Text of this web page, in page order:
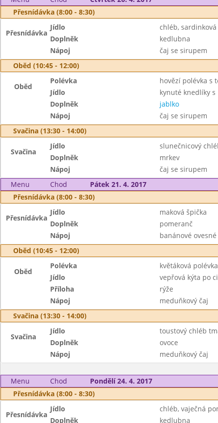
Přesnídávka (8:00 - 8:30)
Přesnídávka
Jídlo
chléb,
Doplněk
kedlubna
Nápoj
čaj se sirupem
Oběd (10:45 - 12:00)
Oběd
Polévka
hovězí polévka s
Jídlo
kynuté knedlíky
Doplněk
jablko
Nápoj
čaj se sirupem
Svačina (13:30 - 14:00)
Svačina
Jídlo
slunečnicový
Doplněk
mrkev
Nápoj
čaj se sirupem
Menu
Chod
Pátek 21. 4. 2017
Přesnídávka (8:00 - 8:30)
Přesnídávka
Jídlo
maková špička
Doplněk
pomeranč
Nápoj
banánové
Oběd (10:45 - 12:00)
Oběd
Polévka
květáková polévka
Jídlo
vepřová kýta po
Příloha
rýže
Nápoj
meduňkový čaj
Svačina (13:30 - 14:00)
Svačina
Jídlo
toustový chléb
Doplněk
ovoce
Nápoj
meduňkový čaj
Menu Chod
Pondělí 24. 4. 2017
Přesnídávka (8:00 - 8:30)
Přesnídávka
Jídlo
chléb, vaječná
Doplněk
kedlubna